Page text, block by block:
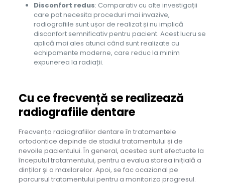
Disconfort redus: Comparativ cu alte investigații
care pot necesita proceduri mai invazive,
radiografiile sunt ușor de realizat și nu implică
disconfort semnificativ pentru pacient. Acest lucru se
aplică mai ales atunci când sunt realizate cu
echipamente moderne, care reduc la minim
expunerea la radiații.
Cu ce frecvență se realizează
radiografiile dentare
Frecvența radiografiilor dentare în tratamentele
ortodontice depinde de stadiul tratamentului și de
nevoile pacientului. În general, acestea sunt efectuate la
începutul tratamentului, pentru a evalua starea inițială a
dinților și a maxilarelor. Apoi, se fac ocazional pe
parcursul tratamentului pentru a monitoriza progresul.